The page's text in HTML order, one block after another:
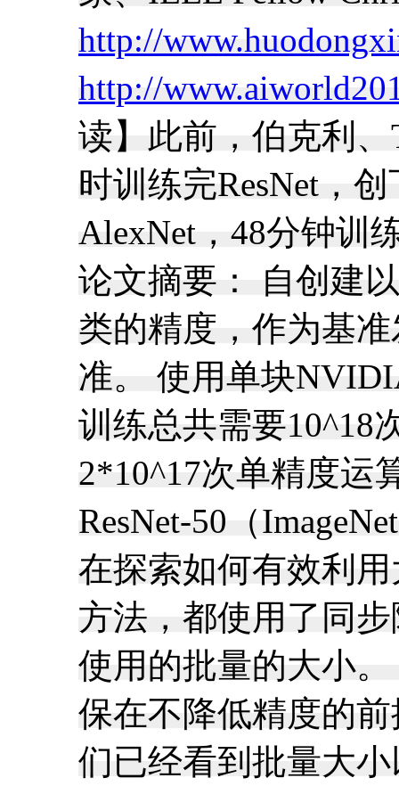
http://
http://
读】此前，伯克利
时训练完ResNet，
AlexNet，48分钟训
论文摘要： 自创建
类的精度，作为基
准。 使用单块
训练总共需要10^18
2*10^17次单精度运
ResNet-50（
在探索如何有效利
方法，都使用了同
使用的批量的大小
保在不降低精度的
们已经看到批量大